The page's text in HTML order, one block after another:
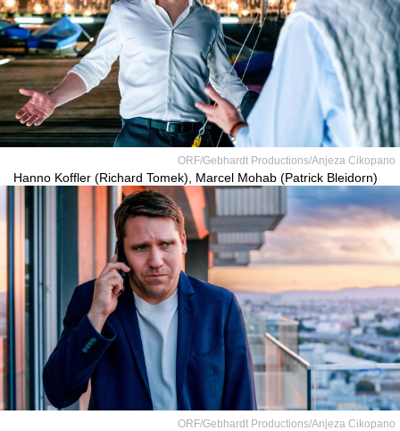
ORF/Gebhardt Productions/Anjeza Cikopano
Hanno Koffler (Richard Tomek), Marcel Mohab (Patrick Bleidorn)
ORF/Gebhardt Productions/Anjeza Cikopano